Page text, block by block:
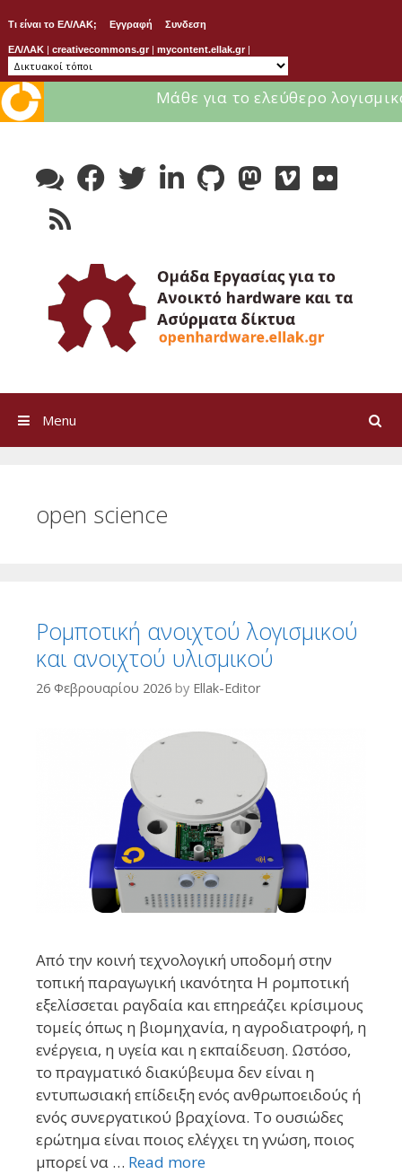
Τι είναι το ΕΛ/ΛΑΚ; Εγγραφή Συνδεση
ΕΛ/ΛΑΚ | creativecommons.gr | mycontent.ellak.gr |
Μάθε για το ελεύθερο
content
Search
Menu
open science
Ρομποτική ανοιχτού λογισμικού
και ανοιχτού υλισμικού
26 Φεβρουαρίου 2026 by Ellak-Editor
Από την κοινή τεχνολογική υποδομή στην
τοπική παραγωγική ικανότητα Η ρομποτική
εξελίσσεται ραγδαία και επηρεάζει κρίσιμους
τομείς όπως η βιομηχανία, η αγροδιατροφή, η
ενέργεια, η υγεία και η εκπαίδευση. Ωστόσο,
το πραγματικό διακύβευμα δεν είναι η
εντυπωσιακή επίδειξη ενός ανθρωποειδούς ή
ενός συνεργατικού βραχίονα. Το ουσιώδες
ερώτημα είναι ποιος ελέγχει τη γνώση, ποιος
μπορεί να … Read more